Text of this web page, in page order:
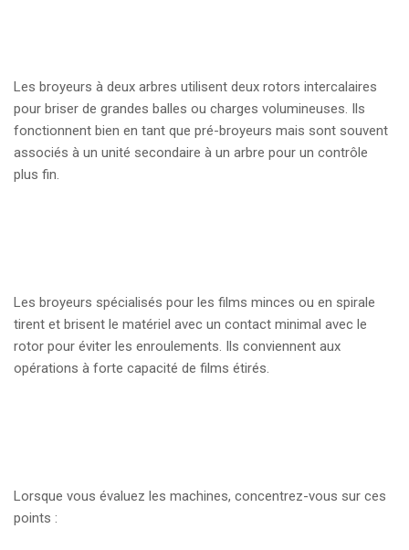
Les broyeurs à deux arbres utilisent deux rotors intercalaires
pour briser de grandes balles ou charges volumineuses. Ils
fonctionnent bien en tant que pré-broyeurs mais sont souvent
associés à un unité secondaire à un arbre pour un contrôle
plus fin.
Les broyeurs spécialisés pour les films minces ou en spirale
tirent et brisent le matériel avec un contact minimal avec le
rotor pour éviter les enroulements. Ils conviennent aux
opérations à forte capacité de films étirés.
Lorsque vous évaluez les machines, concentrez-vous sur ces
points :